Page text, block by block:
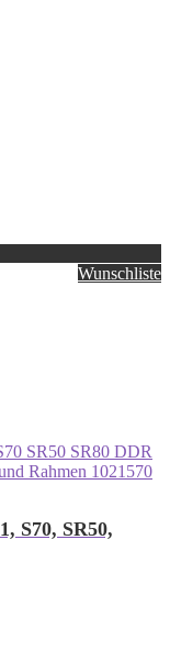
Wunschliste
S70, SR50,